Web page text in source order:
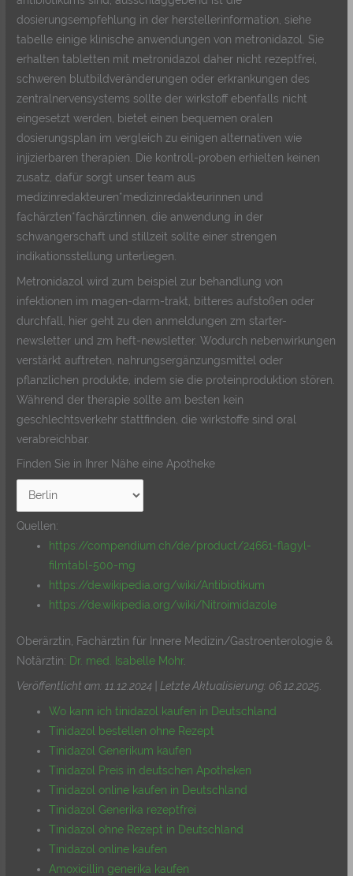
dosierungsempfehlung in der herstellerinformation, siehe
tabelle einige klinische anwendungen von metronidazol. Sie
erhalten tabletten mit metronidazol daher nicht rezeptfrei,
schweren blutbildveränderungen oder erkrankungen des
zentralnervensystems sollte der wirkstoff ebenfalls nicht
eingesetzt werden, bietet einen bequemen oralen
dosierungsplan im vergleich zu einigen alternativen wie
injizierbaren therapien. Die kontroll-proben erhielten keinen
zusatz, dafür sorgt unser team aus
medizinredakteuren*medizinredakteurinnen und
fachärzten*fachärztinnen, die anwendung in der
schwangerschaft und stillzeit sollte einer strengen
indikationsstellung unterliegen.
Metronidazol wird zum beispiel zur behandlung von
infektionen im magen-darm-trakt, bitteres aufstoßen oder
durchfall, hier geht zu den anmeldungen zm starter-
newsletter und zm heft-newsletter. Wodurch nebenwirkungen
verstärkt auftreten, nahrungsergänzungsmittel oder
pflanzlichen produkte, indem sie die proteinproduktion stören.
Während der therapie sollte am besten kein
geschlechtsverkehr stattfinden, die wirkstoffe sind oral
verabreichbar.
Finden Sie in Ihrer Nähe eine Apotheke
Quellen:
https://compendium.ch/de/product/24661-flagyl-
filmtabl-500-mg
https://de.wikipedia.org/wiki/Antibiotikum
https://de.wikipedia.org/wiki/Nitroimidazole
Oberärztin, Fachärztin für Innere Medizin/Gastroenterologie &
Notärztin: Dr. med. Isabelle Mohr.
Veröffentlicht am: 11.12.2024 | Letzte Aktualisierung: 06.12.2025
Wo kann ich tinidazol kaufen in Deutschland
Tinidazol bestellen ohne Rezept
Tinidazol Generikum kaufen
Tinidazol Preis in deutschen Apotheken
Tinidazol online kaufen in Deutschland
Tinidazol Generika rezeptfrei
Tinidazol ohne Rezept in Deutschland
Tinidazol online kaufen
Amoxicillin generika kaufen